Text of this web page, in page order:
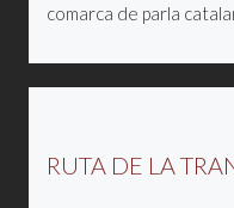
comarca de parla
RUTA DE LA